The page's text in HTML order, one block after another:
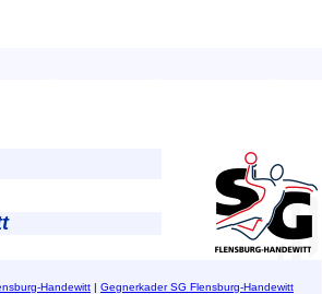
Handewitt | Gegnerkader SG Flensburg-Handewitt